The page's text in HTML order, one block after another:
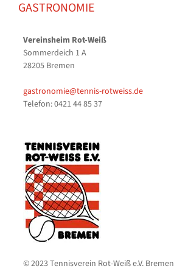
GASTRONOMIE
Vereinsheim Rot-Weiß
Sommerdeich 1 A
28205 Bremen
gastronomie@tennis-rotweiss.de
Telefon: 0421 44 85 37
© 2023 Tennisverein Rot-Weiß e.V. Bremen